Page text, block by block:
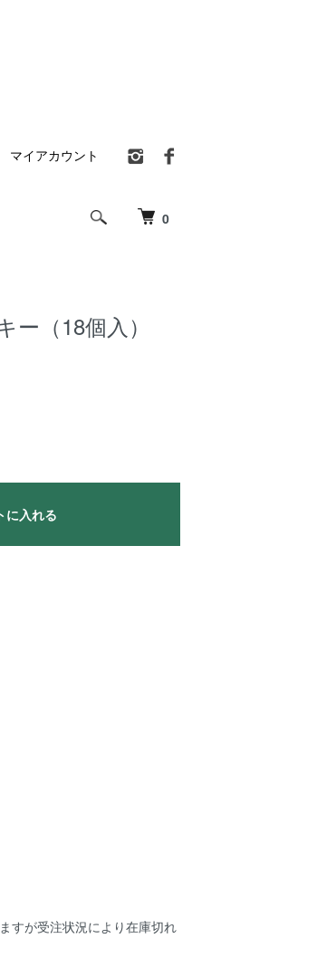
0
マイアカウント
（18個入）
に入れる
すが受注状況により在庫切れ